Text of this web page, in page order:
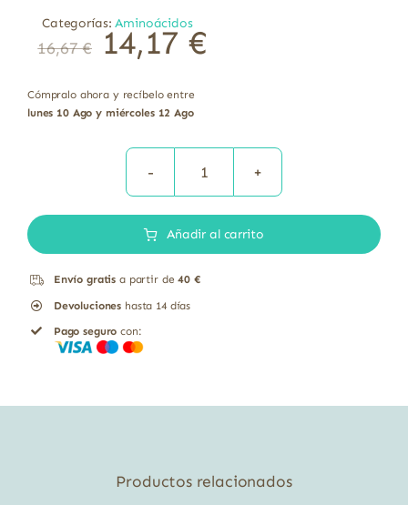
Categorías:Aminoácidos
16,67€ 14,17 €
Cómpralo ahora y recíbelo entre
lunes 10 Ago y miércoles 12 Ago
L-
Solaray
Añadir al carrito
Envío gratis a partir de40 €
Devoluciones hasta 14 días
Pago seguro con:
Productos relacionados